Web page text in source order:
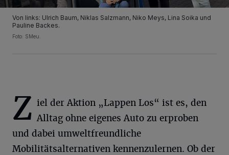
Von links: Ulrich Baum, Niklas Salzmann, Niko Meys, Lina Soika und
Pauline Backes.
Foto: SMeu.
Z iel der Aktion „Lappen Los“ ist es, den
Alltag ohne eigenes Auto zu erproben
und dabei umweltfreundliche
Mobilitätsalternativen kennenzulernen. Ob der